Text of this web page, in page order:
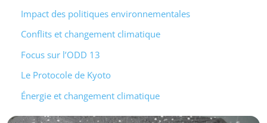
Impact des politiques environnementales
Conflits et changement climatique
Focus sur l’ODD 13
Le Protocole de Kyoto
Énergie et changement climatique